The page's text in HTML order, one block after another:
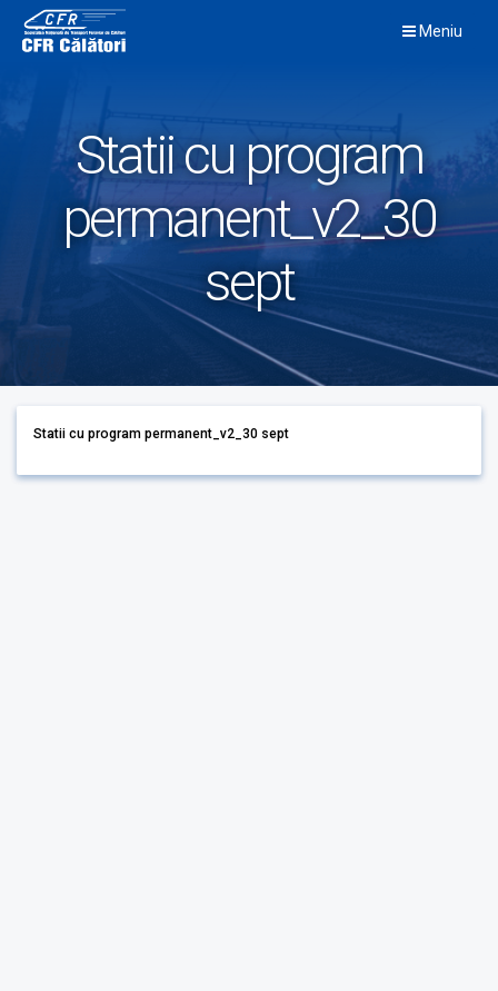
content
Meniu
Statii cu program
permanent_v2_30
sept
Statii cu program permanent_v2_30 sept